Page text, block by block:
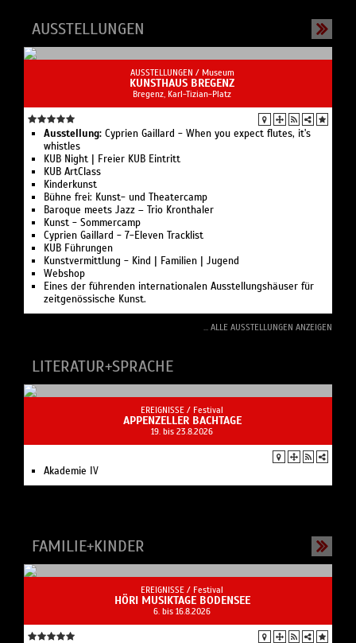
AUSSTELLUNGEN
AUSSTELLUNGEN / Museum
KUNSTHAUS BREGENZ
Bregenz, Karl-Tizian-Platz
Ausstellung: Cyprien Gaillard - When you expect flutes, it's
whistles
KUB Night | Freier KUB Eintritt
KUB ArtClass
Kinderkunst
Bühne frei: Kunst- und Theatercamp
Baroque meets Jazz – Trio Kronthaler
Kunst - Sommercamp
Cyprien Gaillard - 7-Eleven Tracklist
KUB Führungen
Kunstvermittlung - Kind | Familien | Jugend
Webshop
Eines der führenden internationalen Ausstellungshäuser für
zeitgenössische Kunst.
... ALLE AUSSTELLUNGEN ANZEIGEN
LITERATUR+SPRACHE
EREIGNISSE / Festival
APPENZELLER BACHTAGE
19. bis 23.8.2026
Akademie IV
FAMILIE+KINDER
EREIGNISSE / Festival
HÖRI MUSIKTAGE BODENSEE
6. bis 16.8.2026